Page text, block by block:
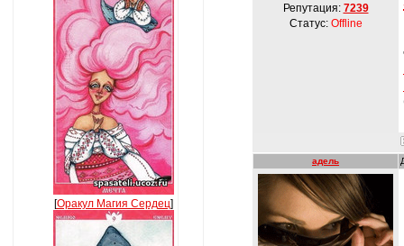
[Оракул Магия Сердец]
Репутация: 7239
Статус: Offline
адель